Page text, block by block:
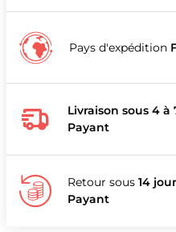
Pays d'expédition
Livraison sous 4 à
Payant
Retour sous 14
Payant